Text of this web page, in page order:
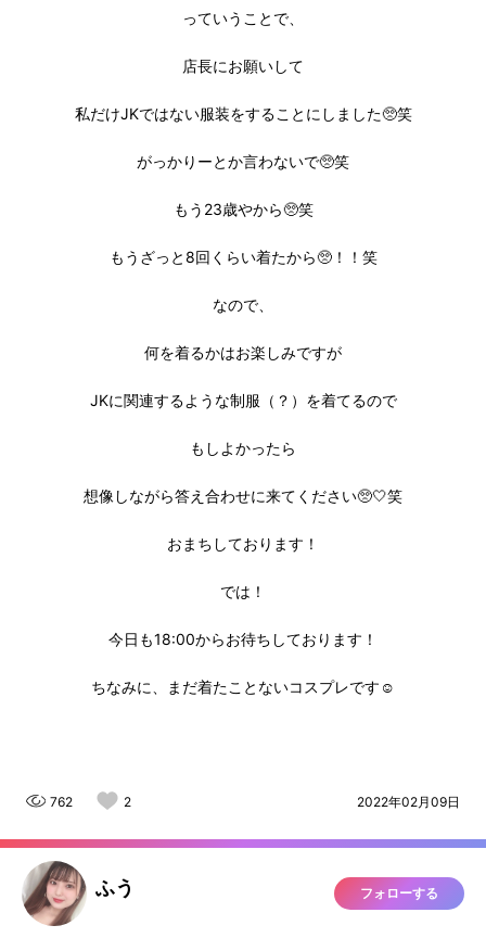
っていうことで、
店長にお願いして
私だけJKではない服装をすることにしました🥺笑
がっかりーとか言わないで🥺笑
もう23歳やから🥺笑
もうざっと8回くらい着たから🥺！！笑
なので、
何を着るかはお楽しみですが
JKに関連するような制服（？）を着てるので
もしよかったら
想像しながら答え合わせに来てください🥺🤍笑
おまちしております！
では！
今日も18:00からお待ちしております！
ちなみに、まだ着たことないコスプレです☺︎
762 2 2022年02月09日
ふう フォローする